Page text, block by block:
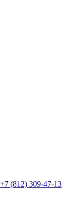
+7 (812) 309-47-13